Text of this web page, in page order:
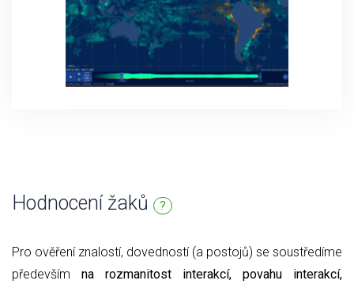
Hodnocení žaků ?
Pro ověření znalostí, dovedností (a postojů) se soustředíme
především na rozmanitost interakcí, povahu interakcí,